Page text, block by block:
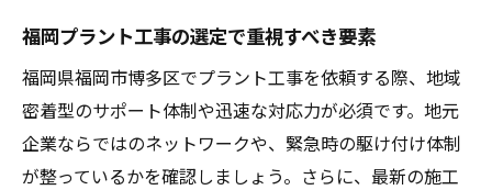
福岡のプラント工事で役立つ選定ポイント
方
効率的な業者選びで失敗しない方法
プラント工事の比較で重視すべき業者特徴
福岡プラント工事の選定で重視すべき要素
福岡県福岡市博多区でプラント工事を依頼する際、地域
密着型のサポート体制や迅速な対応力が必須です。地元
企業ならではのネットワークや、緊急時の駆け付け体制
が整っているかを確認しましょう。さらに、最新の施工